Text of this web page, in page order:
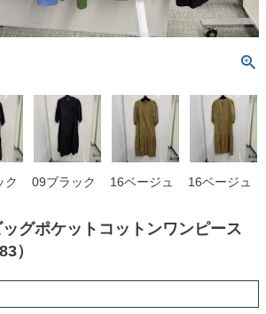
ク 09ブラック 16ベージュ 16ベージュ
グポケットコットンワンピース
）